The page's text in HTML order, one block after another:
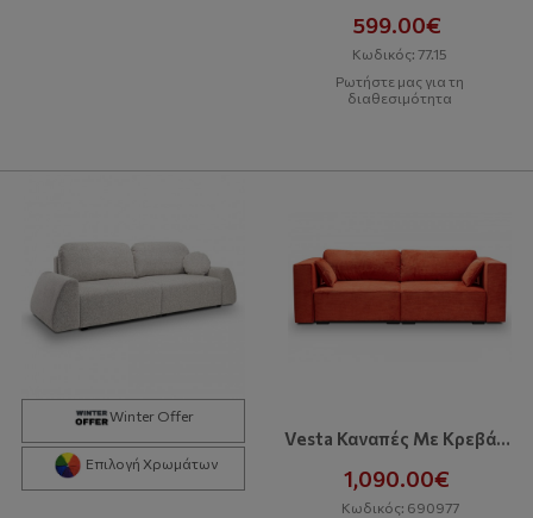
599.00€
Κωδικός: 77.15
Ρωτήστε μας για τη
διαθεσιμότητα
Winter Offer
Επιλογή Χρωμάτων
Vesta Καναπές Με Κρεβάτι Και Αποθηκευτικό Χώρο
1,090.00€
Κωδικός: 690977